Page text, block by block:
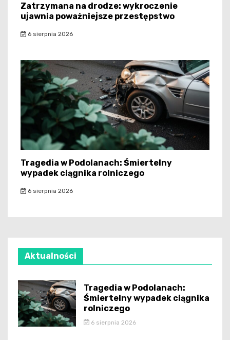
Zatrzymana na drodze: wykroczenie
ujawnia poważniejsze przestępstwo
6 sierpnia 2026
Tragedia w Podolanach: Śmiertelny
wypadek ciągnika rolniczego
6 sierpnia 2026
Aktualności
Tragedia w Podolanach:
Śmiertelny wypadek ciągnika
rolniczego
6 sierpnia 2026